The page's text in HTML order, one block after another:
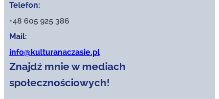
Telefon:
+48 605 925 386
Mail:
info@kulturanaczasie.pl
Znajdź mnie w mediach
społecznościowych!